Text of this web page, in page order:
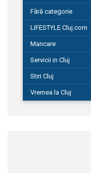
Fără categorie
LIFESTYLE Cluj.com
Mancare
Servicii in Cluj
Stiri Cluj
Vremea la Cluj